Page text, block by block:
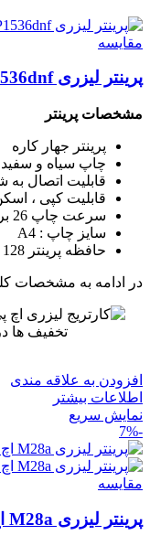
مقايسه
پرینتر لیزری HP LaserJet P1536dnf
مشخصات پرینتر
پرینتر جهار کاره
چاپ سیاه و سفید
قابلیت اتصال به
قابلیت کپی ،
سرعت چاپ 26 برگ در دقیقه
سایز چاپ : A4
حافظه پرینتر 128 مگابایت
در ادامه به مشخصات
تخفیف ها
افزودن به علاقه مندی
اطلاعات بیشتر
نمایش سریع
-7%
مقايسه
پرینتر لیزری M28a اچ پی